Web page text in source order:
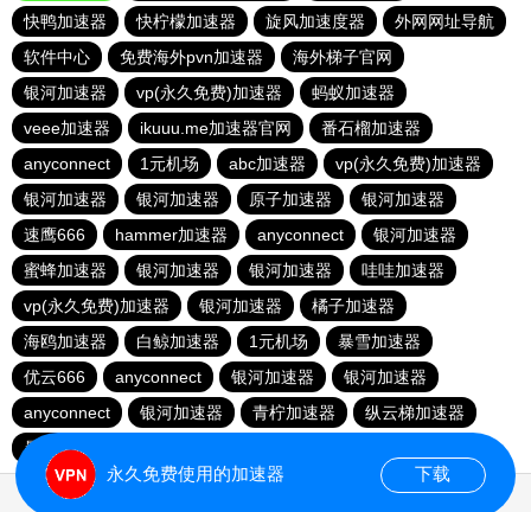
快鸭加速器
快柠檬加速器 旋风加速度器
外网网址导航
软件中心
免费海外pvn加速器
海外梯子官网
银河加速器
vp(永久免费)加速器
蚂蚁加速器
veee加速器
ikuuu.me加速器官网
番石榴加速器
anyconnect
1元机场 abc加速器
vp(永久免费)加速器
银河加速器
银河加速器 原子加速器
银河加速器
速鹰666
hammer加速器 anyconnect
银河加速器
蜜蜂加速器
银河加速器 银河加速器
哇哇加速器
vp(永久免费)加速器
银河加速器
橘子加速器
海鸥加速器
白鲸加速器 1元机场
暴雪加速器
优云666
anyconnect 银河加速器
银河加速器
anyconnect
银河加速器 青柠加速器
纵云梯加速器
暴雪加速器
永久免费使用的加速器 下载